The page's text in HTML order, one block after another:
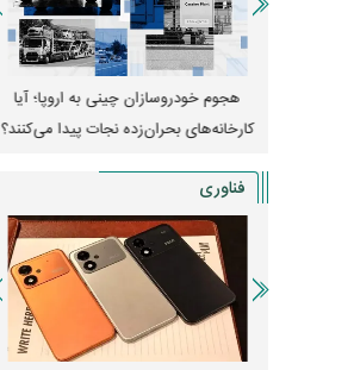
واردات خودرو از منطقه آزاد تهران؛ مناظره
داغی که بازار خودرو را تحت تأثیر قرار داد
فناوری